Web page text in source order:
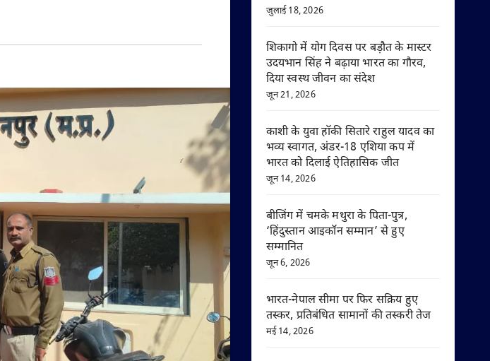
जुलाई 18, 2026
शिकागो में योग दिवस पर बड़ौत के मास्टर
उदयभान सिंह ने बढ़ाया भारत का गौरव,
दिया स्वस्थ जीवन का संदेश
जून 21, 2026
काशी के युवा हॉकी सितारे राहुल यादव का
भव्य स्वागत, अंडर-18 एशिया कप में
भारत को दिलाई ऐतिहासिक जीत
जून 14, 2026
बीजिंग में चमके मथुरा के पिता-पुत्र,
‘हिंदुस्तान आइकॉन सम्मान’ से हुए
सम्मानित
जून 6, 2026
भारत-नेपाल सीमा पर फिर सक्रिय हुए
तस्कर, प्रतिबंधित सामानों की तस्करी तेज
मई 14, 2026